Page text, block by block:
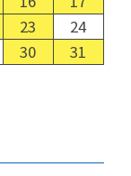
23
24
30 31